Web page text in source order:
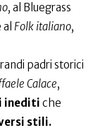
, al Bluegrass
Folk italiano,
padri storici
Calace,
inediti che
stili.